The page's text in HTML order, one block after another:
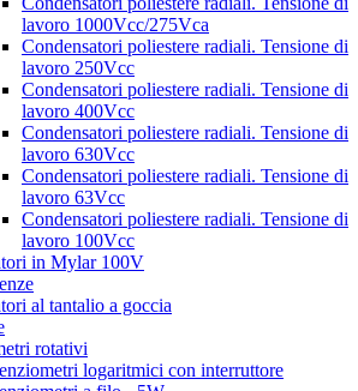
lavoro 1000Vcc/275Vca
Condensatori poliestere radiali. Tensione di
lavoro 250Vcc
Condensatori poliestere radiali. Tensione di
lavoro 400Vcc
Condensatori poliestere radiali. Tensione di
lavoro 630Vcc
Condensatori poliestere radiali. Tensione di
lavoro 63Vcc
Condensatori poliestere radiali. Tensione di
lavoro 100Vcc
in Mylar 100V
al tantalio a goccia
rotativi
logaritmici con interruttore